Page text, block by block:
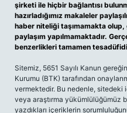
şirketi ile hiçbir bağlantısı
hazırladığımız makaleler
haber niteliği taşımamakta
paylaşım yapılmamaktadır.
benzerlikleri tamamen
Sitemiz, 5651 Sayılı Kanun
Kurumu (BTK) tarafından
vermektedir. Bu nedenle,
veya araştırma yükümlülüğümüz
yazdıkları içeriklerin